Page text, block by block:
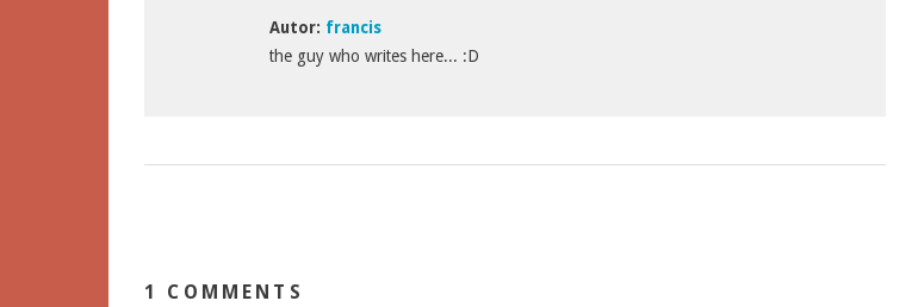
Autor: francis
the guy who writes here... :D
1 COMMENTS